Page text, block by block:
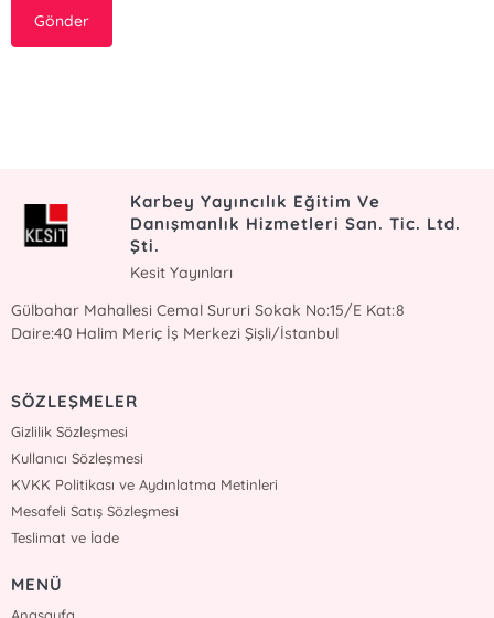
Gönder
Karbey Yayıncılık Eğitim Ve
Danışmanlık Hizmetleri San. Tic. Ltd.
Şti.
Kesit Yayınları
Gülbahar Mahallesi Cemal Sururi Sokak No:15/E Kat:8
Daire:40 Halim Meriç İş Merkezi Şişli/İstanbul
SÖZLEŞMELER
Gizlilik Sözleşmesi
Kullanıcı Sözleşmesi
KVKK Politikası ve Aydınlatma Metinleri
Mesafeli Satış Sözleşmesi
Teslimat ve İade
MENÜ